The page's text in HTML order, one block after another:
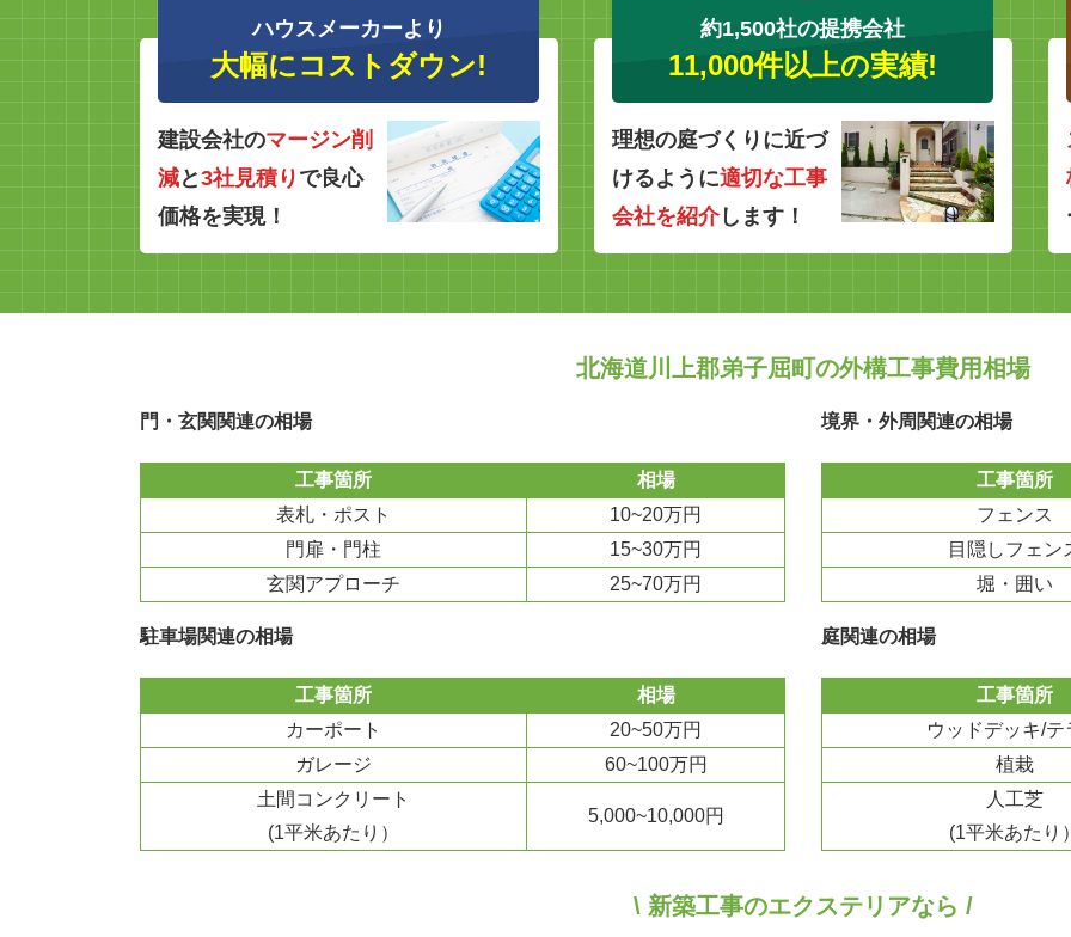
ハウスメーカーより
大幅にコストダウン!
建設会社のマージン削
減と3社見積り で良心
価格を実現！
約1,500社の提携会社
11,000件以上の実績!
理想の庭づくりに近づ
けるように適切な工事
会社を紹介します！
北海道川上郡弟子屈町の外構工事費用相場
門・玄関関連の相場
工事箇所
相場
表札・ポスト
10~20万円
門扉・門柱
15~30万円
玄関アプローチ
25~70万円
境界・外周関連の相場
工事箇所
フェンス
目隠しフェン
堀・囲い
駐車場関連の相場
工事箇所
相場
カーポート
20~50万円
ガレージ
60~100万円
土間コンクリート
(1平米あたり）
5,000~10,000円
庭関連の相場
工事箇所
ウッドデッキ/テ
植栽
人工芝
(1平米あたり
\ 新築工事のエクステリアなら /